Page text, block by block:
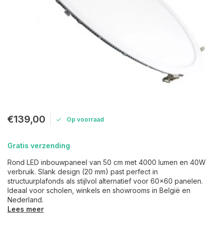
€139,00 Op voorraad
Gratis verzending
Rond LED inbouwpaneel van 50 cm met 4000 lumen en 40W
verbruik. Slank design (20 mm) past perfect in
structuurplafonds als stijlvol alternatief voor 60x60 panelen.
Ideaal voor scholen, winkels en showrooms in België en
Nederland.
Lees meer